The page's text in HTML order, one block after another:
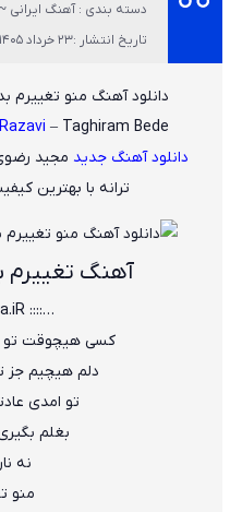
دسته بندی : آهنگ
تاریخ انتشار :23 خرداد 1405
دانلود آهنگ منو تغییرم
– Taghiram Bede
دانلود آهنگ جدید مجید
ترانه با بهترین
آهنگ تغییرم
…:::: iR-media.iR ::::…
کسی هیچوقت تو
دلم هیچیم جز
تو امدی
بغلم
نه
منو